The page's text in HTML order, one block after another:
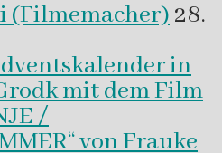
(Filmemacher)28.
in
mit dem Film
/
von Frauke